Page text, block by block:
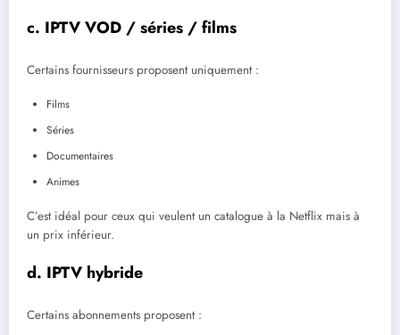
c. IPTV VOD / séries / films
Certains fournisseurs proposent uniquement :
Films
Séries
Documentaires
Animes
C’est idéal pour ceux qui veulent un catalogue à la Netflix mais à
un prix inférieur.
d. IPTV hybride
Certains abonnements proposent :